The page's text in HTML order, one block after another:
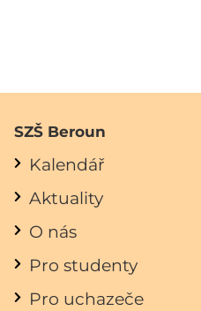
SZŠ Beroun
Kalendář
Aktuality
O nás
Pro studenty
Pro uchazeče